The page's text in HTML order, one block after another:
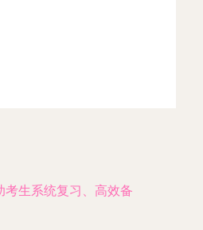
生系统复习、高效备